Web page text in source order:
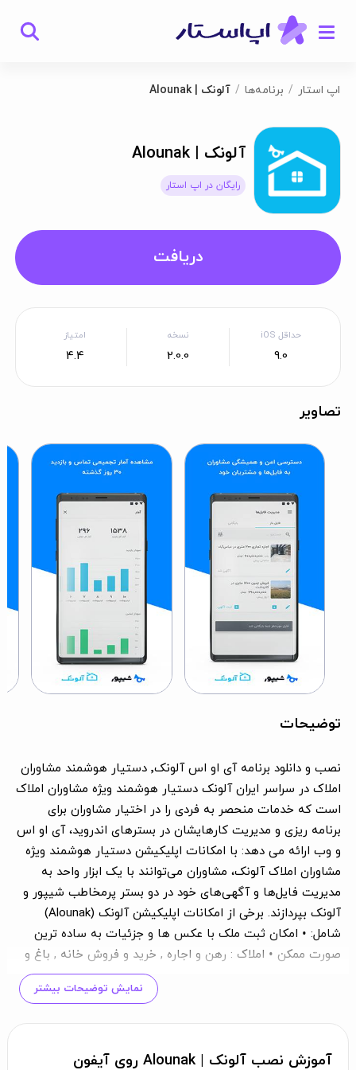
اپ استار برنامه‌ها آلونک | Alounak
آلونک | Alounak
رایگان در اپ استار
دریافت
حداقل iOS
9.0
نسخه
2.0.0
امتیاز
4.4
تصاویر
توضیحات
نصب و دانلود برنامه آی او اس آلونک٬ دستیار هوشمند مشاوران
املاک در سراسر ایران آلونک دستیار هوشمند ویژه مشاوران املاک
است که خدمات منحصر به فردی را در اختیار مشاوران برای
برنامه ریزی و مدیریت کارهایشان در بسترهای اندروید، آی او اس
و وب ارائه می دهد: با امکانات اپلیکیشن دستیار هوشمند ویژه
مشاوران املاک آلونک، مشاوران می‌توانند با یک ابزار واحد به
مدیریت فایل‌ها و آگهی‌های خود در دو بستر پرمخاطب شیپور و
آلونک بپردازند. برخی از امکانات اپلیکیشن آلونک (Alounak)
شامل: • امکان ثبت ملک با عکس ها و جزئیات به ساده ترین
صورت ممکن • املاک : رهن و اجاره , خرید و فروش خانه , باغ و
ویلا , آپارتمان و زمین ، اداری و تجاری • دسترسی امن و
همیشگی مشاوران به فایل ها و مشتریان خود • به اشتراک گذاری
آمار بازدید و تماس برای هرآگهی • امکان مشاهده آمارتجمیعی
نمایش توضیحات بیشتر
آموزش نصب آلونک | Alounak روی آیفون